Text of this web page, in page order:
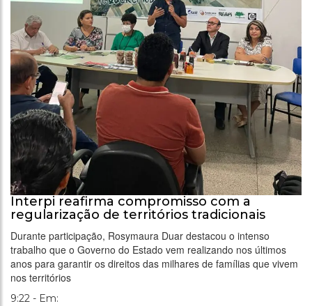
Interpi reafirma compromisso com a
regularização de territórios tradicionais
Durante participação, Rosymaura Duar destacou o intenso
trabalho que o Governo do Estado vem realizando nos últimos
anos para garantir os direitos das milhares de famílias que vivem
nos territórios
9:22 - Em: